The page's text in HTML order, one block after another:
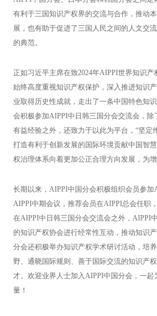
有利于三国知识产权界的交流与合作，推动
展，也有助于促进了三国人民之间的人文交
的典范。
正如习近平主席在致2024年AIPPI世界知识产
始终高度重视知识产权保护，深入推进知识
业取得历史性成就，走出了一条中国特色知
会积极参加AIPPI中日韩三国分会交流会，
有益经验之外，还致力于以此为平台，“坚定
打造有利于创新发展的国际环境贡献中国智
权治理体系向着更加公正合理方向发展，为
长期以来，AIPPI中国分会积极组织会员参加
AIPPI中期会议，推荐会员在AIPPI总会任职
在AIPPI中日韩三国分会交流会之外，AIPPI
的知识产权协会进行经常性互动，推动知识
分会还积极举办知识产权学术研讨活动，培
野、通晓国际规则、善于国际交流的知识产
才。欢迎业界人士加入AIPPI中国分会，一
量！